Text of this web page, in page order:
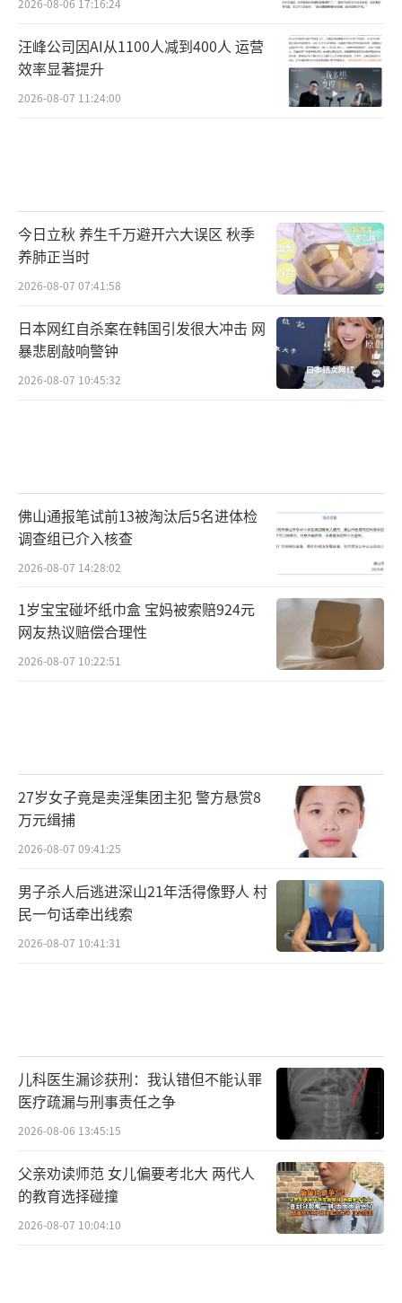
2026-08-06 17:16:24
汪峰公司因AI从1100人减到400人 运营
效率显著提升
2026-08-07 11:24:00
今日立秋 养生千万避开六大误区 秋季
养肺正当时
2026-08-07 07:41:58
日本网红自杀案在韩国引发很大冲击 网
暴悲剧敲响警钟
2026-08-07 10:45:32
佛山通报笔试前13被淘汰后5名进体检
调查组已介入核查
2026-08-07 14:28:02
1岁宝宝碰坏纸巾盒 宝妈被索赔924元
网友热议赔偿合理性
2026-08-07 10:22:51
27岁女子竟是卖淫集团主犯 警方悬赏8
万元缉捕
2026-08-07 09:41:25
男子杀人后逃进深山21年活得像野人 村
民一句话牵出线索
2026-08-07 10:41:31
儿科医生漏诊获刑：我认错但不能认罪
医疗疏漏与刑事责任之争
2026-08-06 13:45:15
父亲劝读师范 女儿偏要考北大 两代人
的教育选择碰撞
2026-08-07 10:04:10